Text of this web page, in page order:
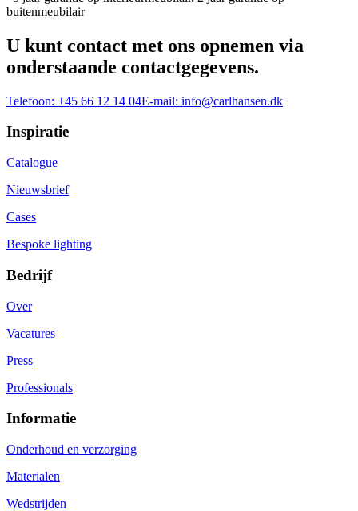
buitenmeubilair
U kunt contact met ons opnemen via
onderstaande contactgegevens.
Telefoon: +45 66 12 14 04E-mail: info@carlhansen.dk
Inspiratie
Catalogue
Nieuwsbrief
Cases
Bespoke lighting
Bedrijf
Over
Vacatures
Press
Professionals
Informatie
Onderhoud en verzorging
Materialen
Wedstrijden